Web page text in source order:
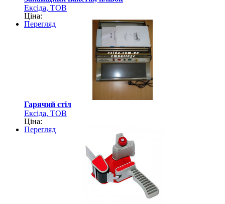
Ексіда, ТОВ
Ціна:
Перегляд
Гарячий стіл
Ексіда, ТОВ
Ціна:
Перегляд